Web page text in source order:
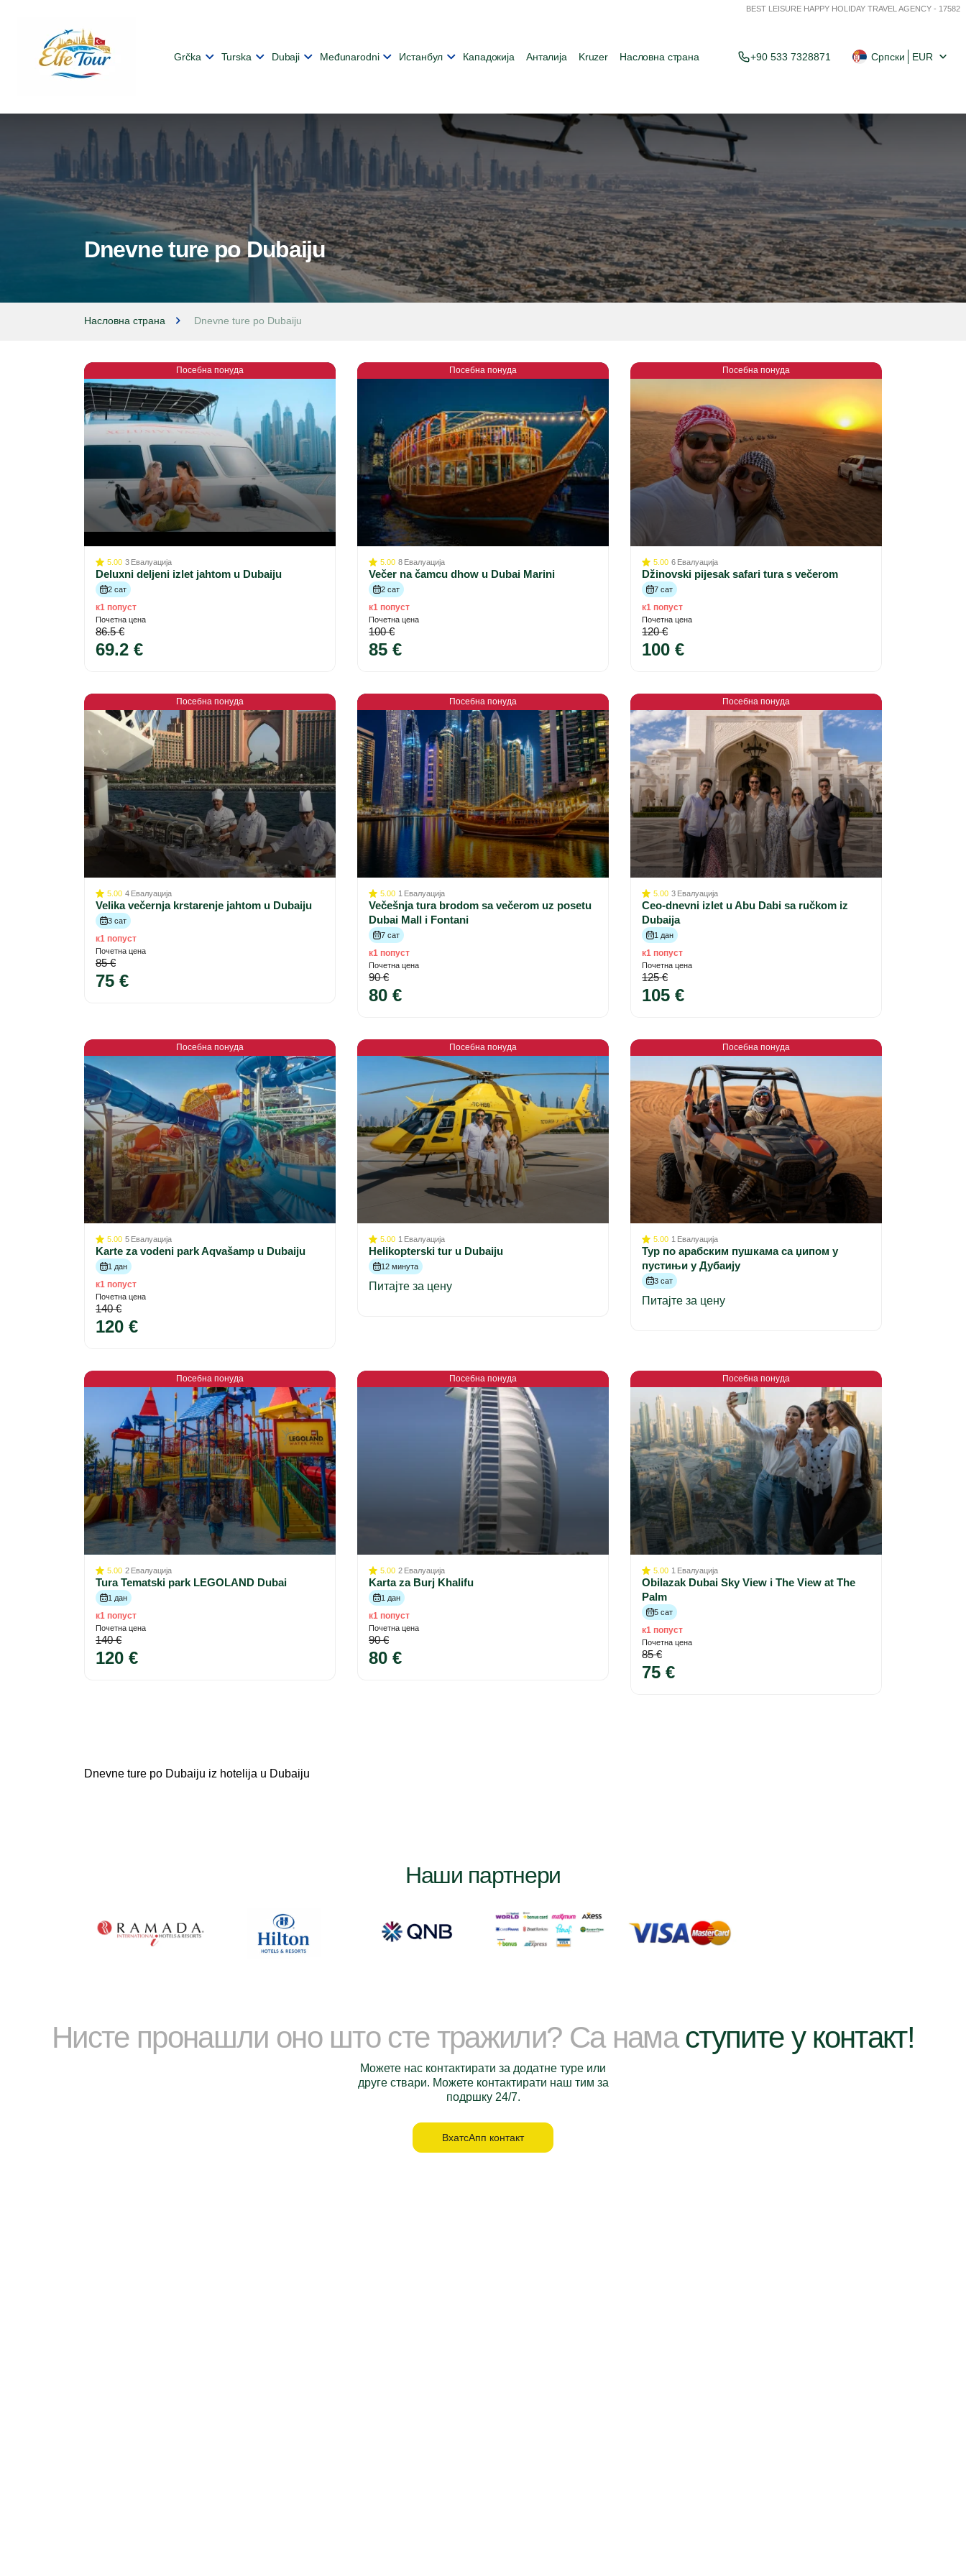
BEST LEISURE HAPPY HOLIDAY TRAVEL AGENCY - 17582
Grčka Turska Dubaji Međunarodni Истанбул Кападокија Анталија Kruzer Насловна страна +90 533 7328871 Српски EUR
Dnevne ture po Dubaiju
Насловна страна Dnevne ture po Dubaiju
Посебна понуда
5.00 3 Евалуација
Deluxni deljeni izlet jahtom u Dubaiju
2 сат
к1 попуст
Почетна цена
86.5 €
69.2 €
Посебна понуда
5.00 8 Евалуација
Večer na čamcu dhow u Dubai Marini
2 сат
к1 попуст
Почетна цена
100 €
85 €
Посебна понуда
5.00 6 Евалуација
Džinovski pijesak safari tura s večerom
7 сат
к1 попуст
Почетна цена
120 €
100 €
Посебна понуда
5.00 4 Евалуација
Velika večernja krstarenje jahtom u Dubaiju
3 сат
к1 попуст
Почетна цена
85 €
75 €
Посебна понуда
5.00 1 Евалуација
Večešnja tura brodom sa večerom uz posetu
Dubai Mall i Fontani
7 сат
к1 попуст
Почетна цена
90 €
80 €
Посебна понуда
5.00 3 Евалуација
Ceo-dnevni izlet u Abu Dabi sa ručkom iz
Dubaija
1 дан
к1 попуст
Почетна цена
125 €
105 €
Посебна понуда
5.00 5 Евалуација
Karte za vodeni park Aqvašamp u Dubaiju
1 дан
к1 попуст
Почетна цена
140 €
120 €
Посебна понуда
5.00 1 Евалуација
Helikopterski tur u Dubaiju
12 минута
Питајте за цену
Посебна понуда
5.00 1 Евалуација
Тур по арабским пушкама са џипом у
пустињи у Дубаију
3 сат
Питајте за цену
Посебна понуда
5.00 2 Евалуација
Tura Tematski park LEGOLAND Dubai
1 дан
к1 попуст
Почетна цена
140 €
120 €
Посебна понуда
5.00 2 Евалуација
Karta za Burj Khalifu
1 дан
к1 попуст
Почетна цена
90 €
80 €
Посебна понуда
5.00 1 Евалуација
Obilazak Dubai Sky View i The View at The
Palm
5 сат
к1 попуст
Почетна цена
85 €
75 €
Dnevne ture po Dubaiju iz hotelija u Dubaiju
Наши партнери
Нисте пронашли оно што сте тражили? Са намаступите у контакт!
Можете нас контактирати за додатне туре или
друге ствари. Можете контактирати наш тим за
подршку 24/7.
ВхатсАпп контакт